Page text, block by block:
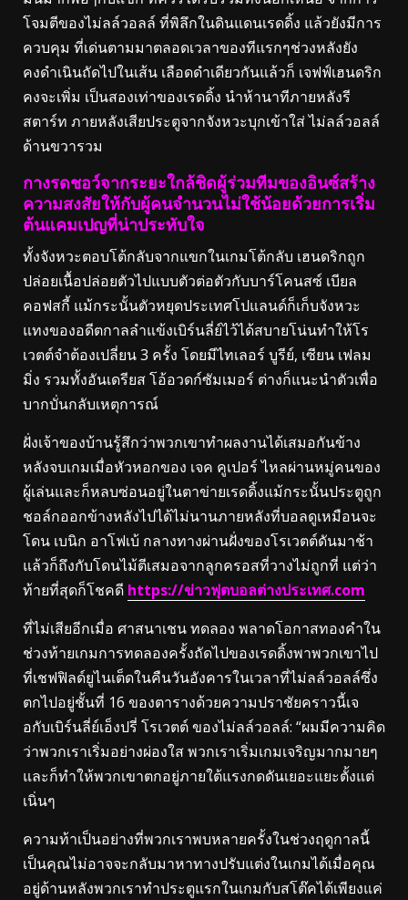
โจมตีของไม่ลล์วอลล์ ที่พิลึกในดินแดนเรดดิ้ง แล้วยังมีการ
ควบคุม ที่เด่นตามมาตลอดเวลาของทีแรกๆช่วงหลังยัง
คงดําเนินถัดไปในเส้น เลือดดําเดียวกันแล้วก็ เจฟฟ์เฮนดริก
คงจะเพิ่ม เป็นสองเท่าของเรดดิ้ง นําห้านาทีภายหลังรี
สตาร์ท ภายหลังเสียประตูจากจังหวะบุกเข้าใส่ ไม่ลล์วอลล์
ด้านขวารวม
กางรดชอว์จากระยะใกล้ชิดผู้ร่วมทีมของอินซ์สร้าง
ความสงสัยให้กับผู้คนจำนวนไม่ใช้น้อยด้วยการเริ่ม
ต้นแคมเปญที่น่าประทับใจ
ทั้งจังหวะตอบโต้กลับจากแขกในเกมโต้กลับ เฮนดริกถูก
ปล่อยเนื้อปล่อยตัวไปแบบตัวต่อตัวกับบาร์โคนสซ์ เบียล
คอฟสกี้ แม้กระนั้นตัวหยุดประเทศโปแลนด์ก็เก็บจังหวะ
แทงของอดีตกาลลำแข้งเบิร์นลี่ย์ไว้ได้สบายโน่นทําให้โร
เวตต์จำต้องเปลี่ยน 3 ครั้ง โดยมีไทเลอร์ บูรีย์, เซียน เฟลม
มิ่ง รวมทั้งอันเดรียส โอ้อวดก์ซัมเมอร์ ต่างก็แนะนําตัวเพื่อ
บากบั่นกลับเหตุการณ์
ฝั่งเจ้าของบ้านรู้สึกว่าพวกเขาทําผลงานได้เสมอกันข้าง
หลังจบเกมเมื่อหัวหอกของ เจค คูเปอร์ ไหลผ่านหมู่คนของ
ผู้เล่นและก็หลบซ่อนอยู่ในตาข่ายเรดดิ้งแม้กระนั้นประตูถูก
ชอล์กออกข้างหลังไปได้ไม่นานภายหลังที่บอลดูเหมือนจะ
โดน เบนิก อาโฟเบ้ กลางทางผ่านฝั่งของโรเวตต์ดันมาช้า
แล้วก็ถึงกับโดนไม้ตีเสมอจากลูกครอสที่วางไม่ถูกที่ แต่ว่า
ท้ายที่สุดก็โชคดี https://ข่าวฟุตบอลต่างประเทศ.com
ที่ไม่เสียอีกเมื่อ ศาสนาเชน ทดลอง พลาดโอกาสทองคำใน
ช่วงท้ายเกมการทดลองครั้งถัดไปของเรดดิ้งพาพวกเขาไป
ที่เชฟฟิลด์ยูไนเต็ดในคืนวันอังคารในเวลาที่ไม่ลล์วอลล์ซึ่ง
ตกไปอยู่ชั้นที่ 16 ของตารางด้วยความปราชัยคราวนี้เจ
อกับเบิร์นลี่ย์เอ็งปรี่ โรเวตต์ ของไม่ลล์วอลล์: “ผมมีความคิด
ว่าพวกเราเริ่มอย่างผ่องใส พวกเราเริ่มเกมเจริญมากมายๆ
และก็ทําให้พวกเขาตกอยู่ภายใต้แรงกดดันเยอะแยะตั้งแต่
เนิ่นๆ
ความท้าเป็นอย่างที่พวกเราพบหลายครั้งในช่วงฤดูกาลนี้
เป็นคุณไม่อาจจะกลับมาหาทางปรับแต่งในเกมได้เมื่อคุณ
อยู่ด้านหลังพวกเราทําประตูแรกในเกมกับสโต๊คได้เพียงแค่